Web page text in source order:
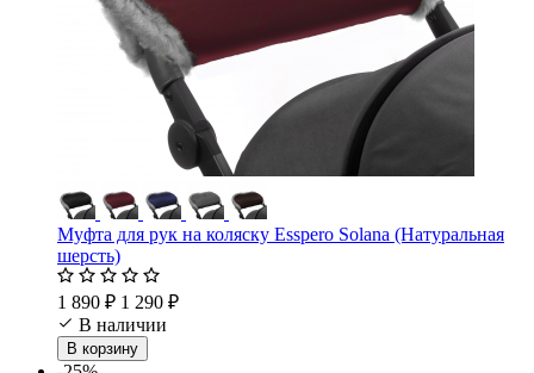
Муфта для рук на коляску Esspero Solana (Натуральная
шерсть)
1 890 ₽ 1 290 ₽
В наличии
В корзину